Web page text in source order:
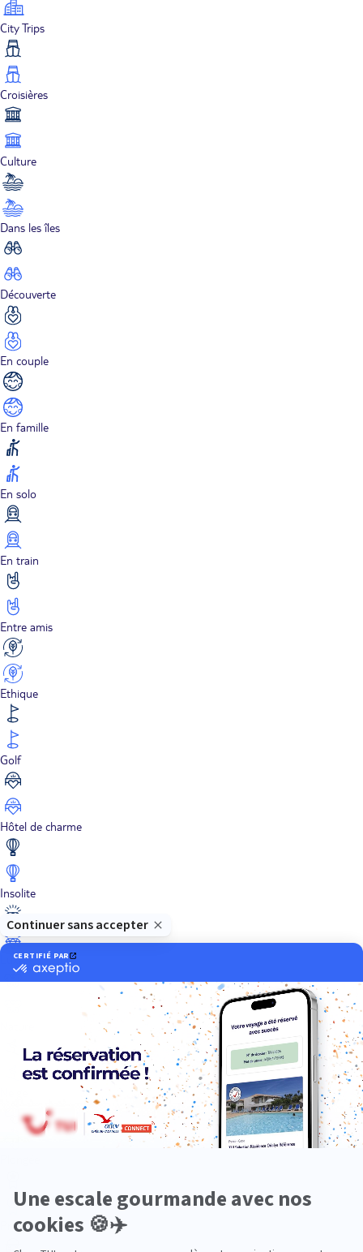
City Trips
Croisières
Culture
Dans les îles
Découverte
En couple
En famille
En solo
En train
Entre amis
Ethique
Golf
Hôtel de charme
Insolite
Luxe
Premium